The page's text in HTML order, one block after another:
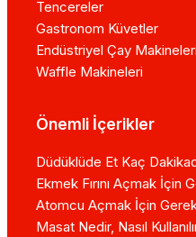
Tencereler
Gastronom Küvetler
Endüstriyel Çay Makineleri
Waffle Makineleri
Önemli İçerikler
Düdüklüde Et Kaç
Ekmek Fırını Açmak İçin
Atomcu Açmak İçin
Masat Nedir, Nasıl